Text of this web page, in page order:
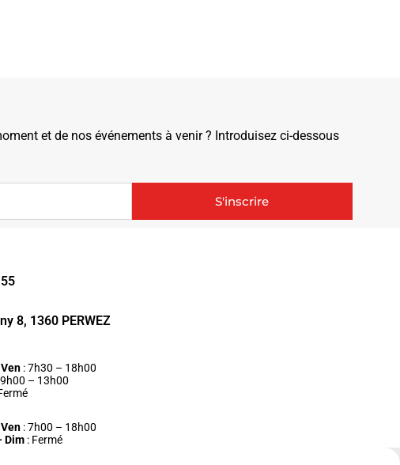
et de nos événements à venir ? Introduisez ci-dessous
S'inscrire
8, 1360 PERWEZ
: 7h30 – 18h00
9h00 – 13h00
: 7h00 – 18h00
Dim : Fermé